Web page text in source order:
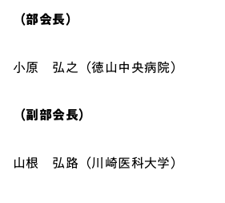
（部会長）
小原 弘之（徳山中央病院）
（副部会長）
山根 弘路（川崎医科大学）